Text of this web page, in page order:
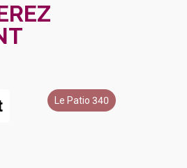
Le Patio 340